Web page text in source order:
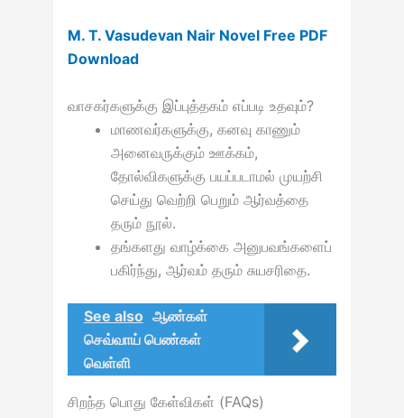
M. T. Vasudevan Nair Novel Free PDF
Download
வாசகர்களுக்கு இப்புத்தகம் எப்படி உதவும்?
மாணவர்களுக்கு, கனவு காணும்
அனைவருக்கும் ஊக்கம்,
தோல்விகளுக்கு பயப்படாமல் முயற்சி
செய்து வெற்றி பெறும் ஆர்வத்தை
தரும் நூல்.
தங்களது வாழ்க்கை அனுபவங்களைப்
பகிர்ந்து, ஆர்வம் தரும் சுயசரிதை.
See also ஆண்கள்
செவ்வாய் பெண்கள்
வெள்ளி
சிறந்த பொது கேள்விகள் (FAQs)